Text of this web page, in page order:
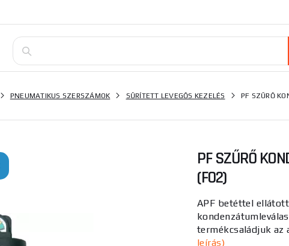
PNEUMATIKUS SZERSZÁMOK SŰRÍTETT LEVEGŐS KEZELÉS PF SZŰRŐ
PF SZŰRŐ
(F02)
APF betéttel
termékcsaládjuk az
leírás)